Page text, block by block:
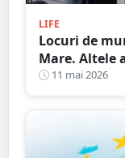
LIFE
Locuri de
Mare. Altele
11 mai 2026